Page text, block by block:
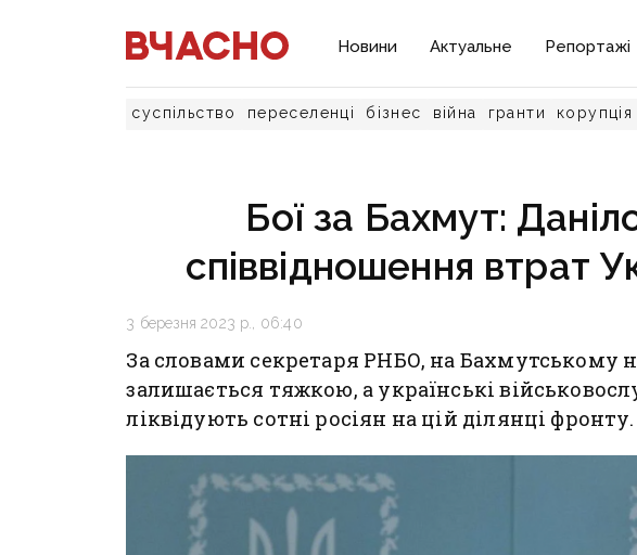
Новини Актуальне Репортажі
суспільство переселенці бізнес війна гранти корупція
Бої за Бахмут:
співвідношення втрат
3 березня 2023 р., 06:40
За словами секретаря РНБО, на Бахмутському
залишається тяжкою, а українські
ліквідують сотні росіян на цій ділянці фронту.